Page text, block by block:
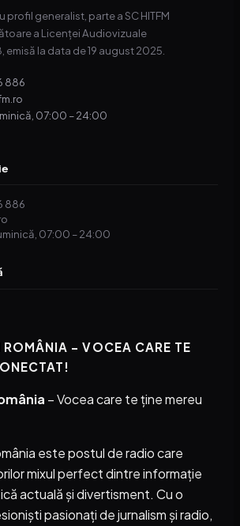
generalist, parte a SC HITFM
a Licenței Audiovizuale
emisă la data de 19 august 2025.
886
07:00 – 24:00
886
07:00 – 24:00
– VOCEA CARE TE
– Vocea care te ține mereu
este postul de radio care
mixul perfect dintre informație
actuală și divertisment. Cu o
pasionați de jurnalism și radio,